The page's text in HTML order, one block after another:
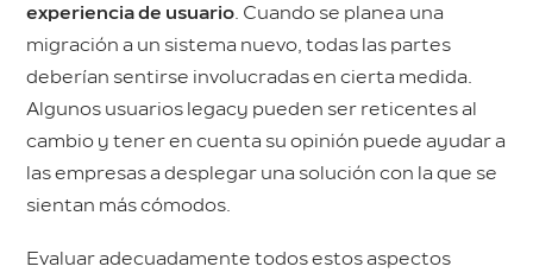
experiencia de usuario. Cuando se planea una
migración a un sistema nuevo, todas las partes
deberían sentirse involucradas en cierta medida.
Algunos usuarios legacy pueden ser reticentes al
cambio y tener en cuenta su opinión puede ayudar a
las empresas a desplegar una solución con la que se
sientan más cómodos.
Evaluar adecuadamente todos estos aspectos